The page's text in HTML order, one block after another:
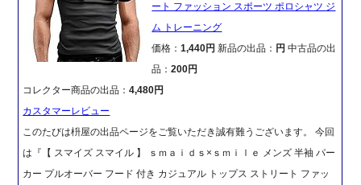
ート ファッション スポーツ ポロシャツ ジ
ム トレーニング
価格：1,440円新品の出品： 円 中古品の出
品：200円
コレクター商品の出品：4,480円
カスタマーレビュー
このたびは枡屋の出品ページをご覧いただき誠有難うございます。 今回
は『【 スマイズ スマイル 】 ｓｍａｉｄｓ×ｓｍｉｌｅ メンズ 半袖 パー
カー プルオーバー フード 付き カジュアル トップス ストリート ファッ